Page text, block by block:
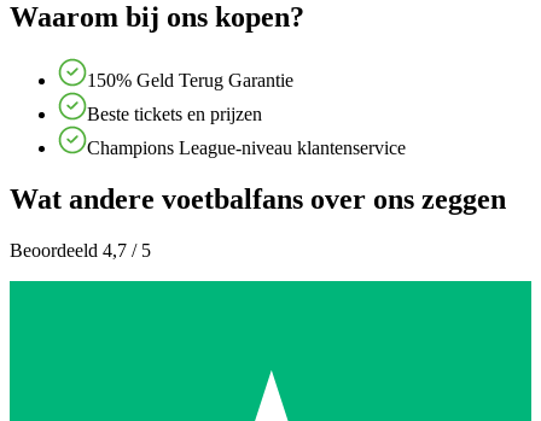
Waarom bij ons kopen?
150% Geld Terug Garantie
Beste tickets en prijzen
Champions League-niveau klantenservice
Wat andere voetbalfans over ons zeggen
Beoordeeld 4,7 / 5